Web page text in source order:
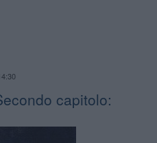
capitolo: